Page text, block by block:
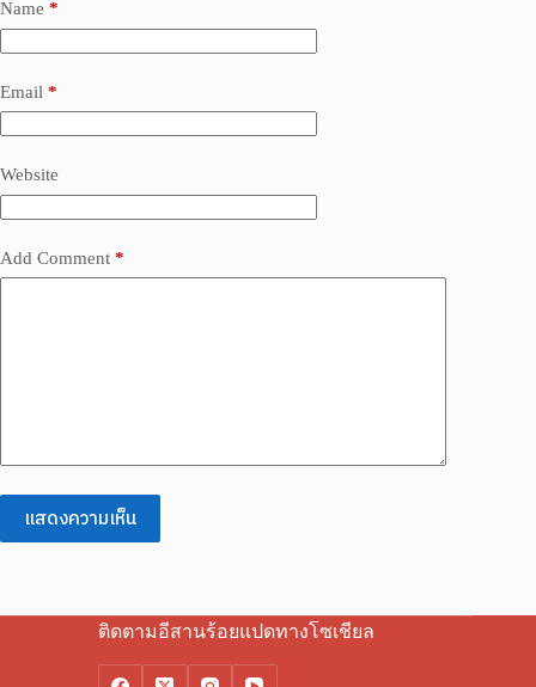
Name *
Email *
Website
Add Comment *
แสดงความเห็น
ติดตามอีสานร้อยแปดทางโซเชียล